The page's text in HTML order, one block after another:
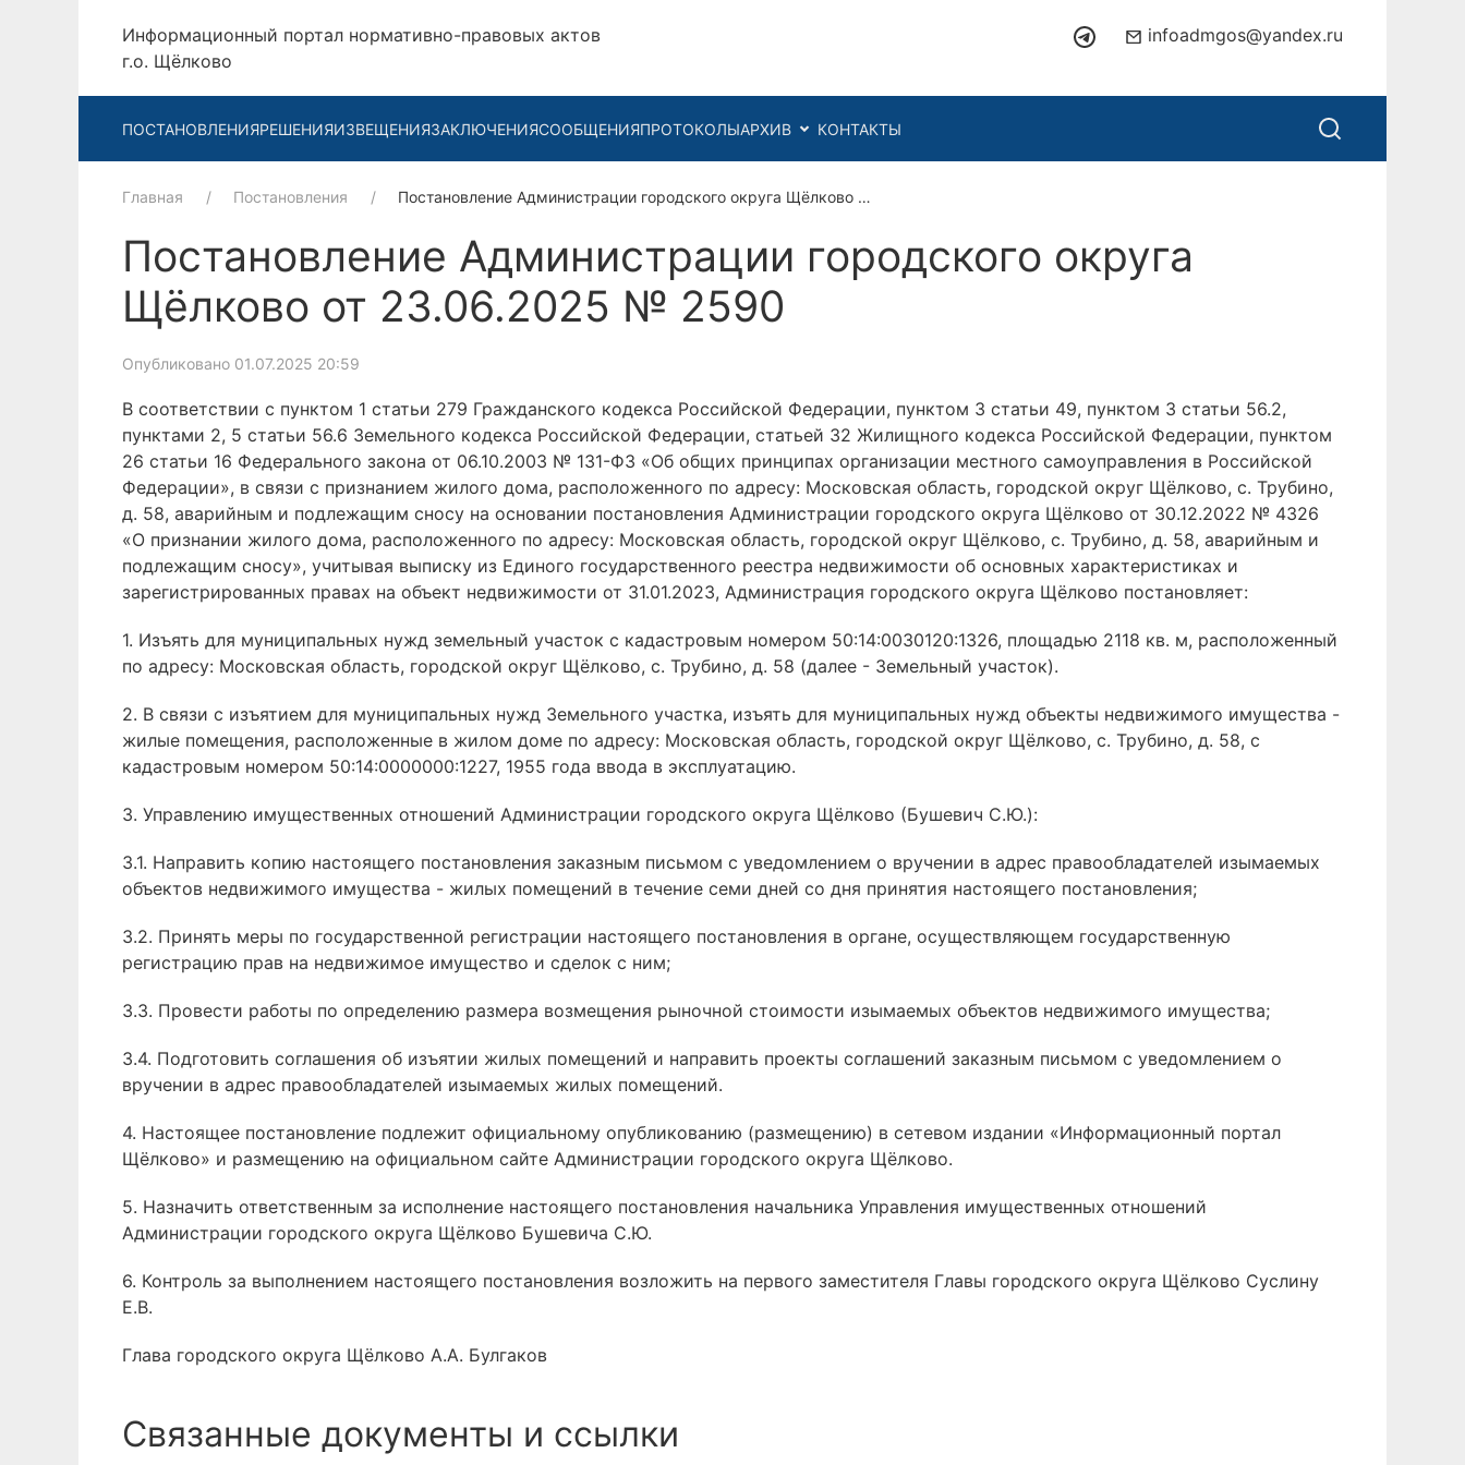
Информационный портал нормативно-правовых актов
г.о. Щёлково
infoadmgos@yandex.ru
ПОСТАНОВЛЕНИЯРЕШЕНИЯИЗВЕЩЕНИЯЗАКЛЮЧЕНИЯСООБЩЕНИЯПРОТОКОЛЫАРХИВ КОНТАКТЫ
Главная Постановления Постановление Администрации городского округа Щёлково …
Постановление Администрации городского округа
Щёлково от 23.06.2025 № 2590
Опубликовано 01.07.2025 20:59
В соответствии с пунктом 1 статьи 279 Гражданского кодекса Российской Федерации, пунктом 3 статьи 49, пунктом 3 статьи 56.2,
пунктами 2, 5 статьи 56.6 Земельного кодекса Российской Федерации, статьей 32 Жилищного кодекса Российской Федерации, пунктом
26 статьи 16 Федерального закона от 06.10.2003 № 131-ФЗ «Об общих принципах организации местного самоуправления в Российской
Федерации», в связи с признанием жилого дома, расположенного по адресу: Московская область, городской округ Щёлково, с. Трубино,
д. 58, аварийным и подлежащим сносу на основании постановления Администрации городского округа Щёлково от 30.12.2022 № 4326
«О признании жилого дома, расположенного по адресу: Московская область, городской округ Щёлково, с. Трубино, д. 58, аварийным и
подлежащим сносу», учитывая выписку из Единого государственного реестра недвижимости об основных характеристиках и
зарегистрированных правах на объект недвижимости от 31.01.2023, Администрация городского округа Щёлково постановляет:
1. Изъять для муниципальных нужд земельный участок с кадастровым номером 50:14:0030120:1326, площадью 2118 кв. м, расположенный
по адресу: Московская область, городской округ Щёлково, с. Трубино, д. 58 (далее - Земельный участок).
2. В связи с изъятием для муниципальных нужд Земельного участка, изъять для муниципальных нужд объекты недвижимого имущества -
жилые помещения, расположенные в жилом доме по адресу: Московская область, городской округ Щёлково, с. Трубино, д. 58, с
кадастровым номером 50:14:0000000:1227, 1955 года ввода в эксплуатацию.
3. Управлению имущественных отношений Администрации городского округа Щёлково (Бушевич С.Ю.):
3.1. Направить копию настоящего постановления заказным письмом с уведомлением о вручении в адрес правообладателей изымаемых
объектов недвижимого имущества - жилых помещений в течение семи дней со дня принятия настоящего постановления;
3.2. Принять меры по государственной регистрации настоящего постановления в органе, осуществляющем государственную
регистрацию прав на недвижимое имущество и сделок с ним;
3.3. Провести работы по определению размера возмещения рыночной стоимости изымаемых объектов недвижимого имущества;
3.4. Подготовить соглашения об изъятии жилых помещений и направить проекты соглашений заказным письмом с уведомлением о
вручении в адрес правообладателей изымаемых жилых помещений.
4. Настоящее постановление подлежит официальному опубликованию (размещению) в сетевом издании «Информационный портал
Щёлково» и размещению на официальном сайте Администрации городского округа Щёлково.
5. Назначить ответственным за исполнение настоящего постановления начальника Управления имущественных отношений
Администрации городского округа Щёлково Бушевича С.Ю.
6. Контроль за выполнением настоящего постановления возложить на первого заместителя Главы городского округа Щёлково Суслину
Е.В.
Глава городского округа Щёлково А.А. Булгаков
Связанные документы и ссылки